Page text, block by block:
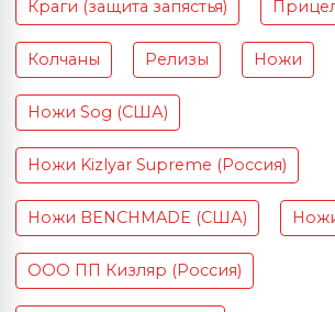
Краги (защита запястья)
Колчаны Релизы Ножи
Ножи Sog (США)
Ножи Kizlyar Supreme (Россия)
Ножи BENCHMADE (США)
ООО ПП Кизляр (Россия)